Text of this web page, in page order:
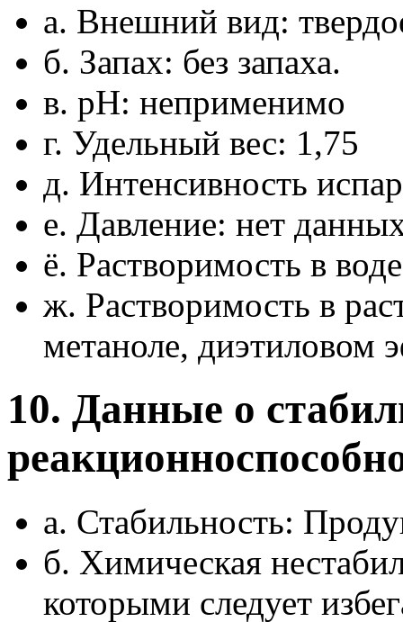
а. Внешний вид:
б. Запах: без запаха.
в. pH: неприменимо
г. Удельный вес: 1,75
д. Интенсивность
е. Давление: нет
ё. Растворимость в
ж. Растворимость в
метаноле, диэтиловом
10. Данные о
а. Стабильность:
б. Химическая
которыми следует